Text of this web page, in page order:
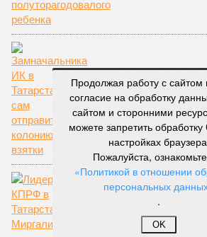
Замначальника ИК в
отправится в колонию
Лидер КПРФ в
Продолжая работу с сайтом
согласие на обработку
сайтом и сторонними
можете запретить обработку
настройках
Пожалуйста,
«Политикой в отношении
персональных
.
OK